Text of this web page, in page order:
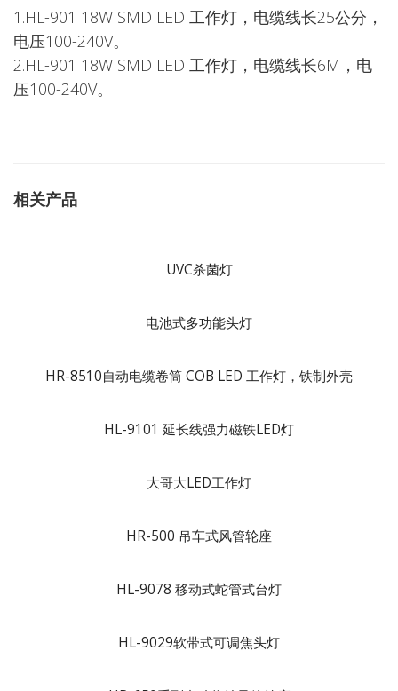
1.HL-901 18W SMD LED 工作灯，电缆线长25公分，
电压100-240V。
2.HL-901 18W SMD LED 工作灯，电缆线长6M，电
压100-240V。
相关产品
UVC杀菌灯
电池式多功能头灯
HR-8510自动电缆卷筒 COB LED 工作灯，铁制外壳
HL-9101 延长线强力磁铁LED灯
大哥大LED工作灯
HR-500 吊车式风管轮座
HL-9078 移动式蛇管式台灯
HL-9029软带式可调焦头灯